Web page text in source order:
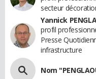
secteur
Yannick
profil
Presse
infrastructure
Nom